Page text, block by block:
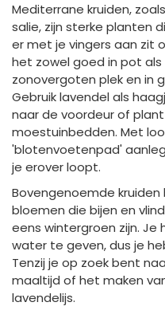
Mediterrane kruiden,
salie, zijn sterke planten
er met je vingers aan zit
het zowel goed in pot
zonovergoten plek en in
Gebruik lavendel als
naar de voordeur of
moestuinbedden. Met
'blotenvoetenpad'
je erover loopt.
Bovengenoemde
bloemen die bijen en
eens wintergroen zijn.
water te geven, dus je
Tenzij je op zoek bent
maaltijd of het maken
lavendelijs.